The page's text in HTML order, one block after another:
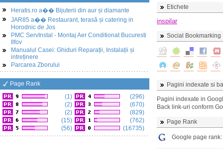
Heratis.ro a�� Bijuterii din aur și diamante
JAR85 a�� Restaurant, terasă și catering in
Horodnic de Jos
PMC ServInstal - Montaj Aer Conditionat Bucuresti
Ilfov
Manualul Casei: Ghiduri Reparații, Instalații și
intreținere
Parcarea Zborului
Page Rank
(1)
(2)
(2)
(15)
(56)
(296)
(670)
(829)
(762)
(16735)
Etichete
inspilar
Social Bookmarking
Pagini indexate si
Pagini indexate in
Back link-uri conform
Page Rank
Google page rank: